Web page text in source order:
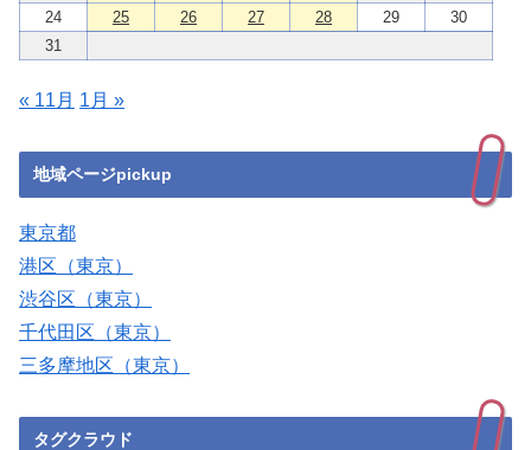
24
25 26 27 28 29
30
31
« 11月 1月 »
地域ページpickup
東京都
港区（東京）
渋谷区（東京）
千代田区（東京）
三多摩地区（東京）
タグクラウド